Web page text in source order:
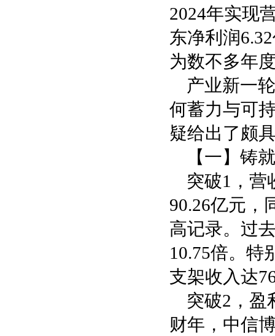
2024年实现
东净利润
为数不多年
产业新一
何蓄力与可
疑给出了颇
【一】铸
突破1，营
90.26亿元，
高记录。过
10.75倍。特
支架收入达
突破2，盈
财年，中信